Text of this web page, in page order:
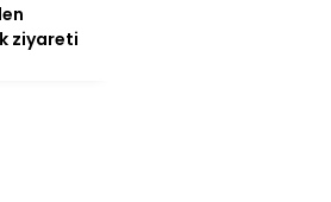
ziyareti